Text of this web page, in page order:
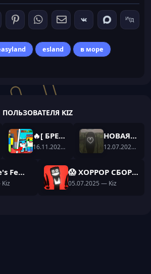
д
esland
в море
KIZ
🔥[ БРЕЙНРОТ ДИЛЕР + 3 ДОРОГИ ] 😎 STEAL A BRAINROT С АДМИН ПАНЕЛЬЮ КАК В ОРИГИНАЛЕ 🔥
16.11.2025 — Kiz
НОВАЯ УЖАСАЮЩАЯ ХОРРОР СБОРКА БРАТИШКИНА
12.07.2025 —
💦 Wildfire's Female Gender 😋 😱 ХОРРОР СБОРКА БРАТИШКИНА 👻
05.07.2025 — Kiz